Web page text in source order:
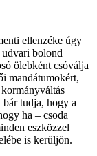
ellenzéke úgy
bolond
ölebként csóválja
mandátumokért,
bár tudja, hogy a
ha – csoda
eszközzel
is kerüljön.